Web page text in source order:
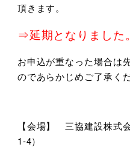
頂きます。
⇒延期となりました。
お申込が重なった場合は
のであらかじめご了承くだ
【会場】 三協建設株式
1‐4）